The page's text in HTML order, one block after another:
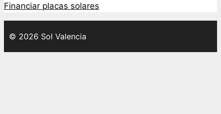
Financiar placas solares
© 2026 Sol Valencia